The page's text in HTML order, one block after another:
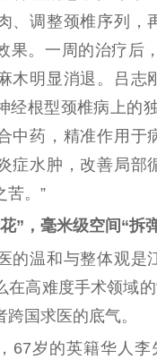
、调整颈椎序列，
果。一周的治疗后
木明显消退。吕志
经根型颈椎病上的
中药，精准作用于
症水肿，改善局部
苦。”
”，毫米级空间“拆
温和与整体观是
在高难度手术领域的
国求医的底气。
岁的英籍华人李